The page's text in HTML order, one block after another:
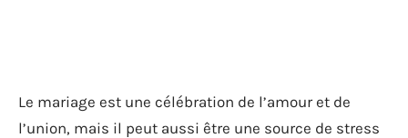
Le mariage est une célébration de l’amour et de
l’union, mais il peut aussi être une source de stress